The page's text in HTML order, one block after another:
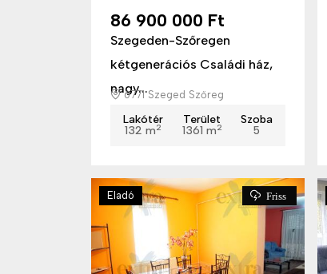
86 900 000 Ft
Szegeden-Szőregen
kétgenerációs Családi ház,
nagy...
6771 Szeged Szőreg
Lakótér
132 m2
Terület
1361 m2
Szoba
5
Eladó Friss